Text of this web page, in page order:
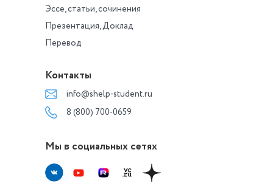
Эссе, статьи, сочинения
Презентация, Доклад
Перевод
Контакты
info@shelp-student.ru
8 (800) 700-0659
Мы в социальных сетях